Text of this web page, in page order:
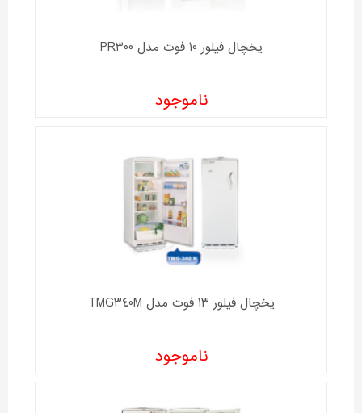
یخچال فیلور 10 فوت مدل PR300
ناموجود
یخچال فیلور 13 فوت مدل TMG340M
ناموجود